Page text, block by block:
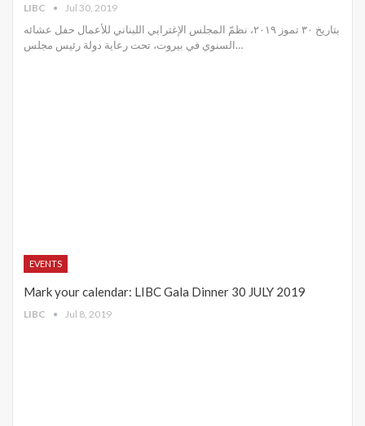
LIBC Jul 30, 2019
بتاريخ ٣٠ تموز ٢٠١٩، نظمّ المجلس الإغترابي اللبناني للأعمال حفل عشائه
السنوي في بيروت، تحت رعاية دولة رئيس مجلس…
EVENTS
Mark your calendar: LIBC Gala Dinner 30 JULY 2019
LIBC Jul 8, 2019